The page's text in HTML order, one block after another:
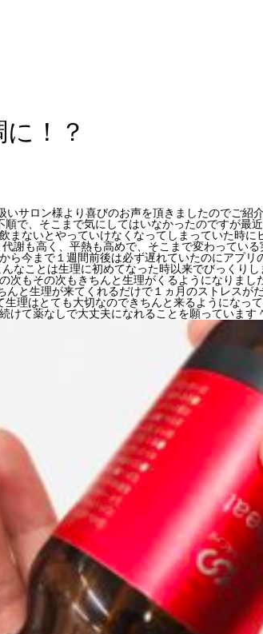
！？
いサロン様より喜びのお声を頂きましたのでご紹
で、そこまで気にしてはいなかったのですが最
まないとやっていけなくなってしまっていた時に
謝も高く、平熱も高めで、そこまで変わってい
ら今まで１週間前後は必ず遅れていたのにアプリ
なことは生理に初めてなった時以来でびっくり
次もその次もきちんと生理がくるようになりまし
んと生理が来てくれるだけで１ヵ月のストレスが
理はとても大切なのできちんと来るようになっ
けて薬なしで大丈夫になれることを願っていま